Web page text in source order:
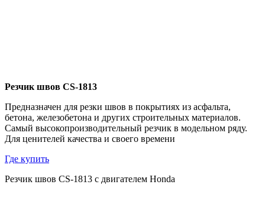
Резчик швов CS-1813
Предназначен для резки швов в покрытиях из асфальта,
бетона, железобетона и других строительных материалов.
Самый высокопроизводительный резчик в модельном ряду.
Для ценителей качества и своего времени
Где купить
Резчик швов CS-1813 c двигателем Honda